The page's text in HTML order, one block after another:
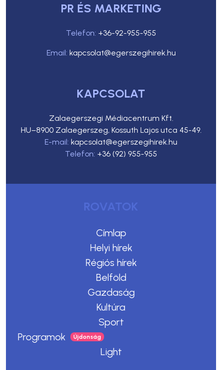
PR ÉS MARKETING
Telefon: +36-92-955-955
Email: kapcsolat@egerszegihirek.hu
KAPCSOLAT
Zalaegerszegi Médiacentrum Kft.
HU–8900 Zalaegerszeg, Kossuth Lajos utca 45-49.
E-mail: kapcsolat@egerszegihirek.hu
Telefon: +36 (92) 955-955
ROVATOK
Címlap
Helyi hírek
Régiós hírek
Belföld
Gazdaság
Kultúra
Sport
Programok
Light